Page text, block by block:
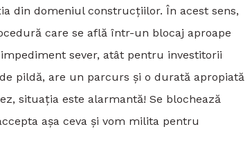
din domeniul construcțiilor. În acest sens,
care se află într-un blocaj aproape
sever, atât pentru investitorii
pildă, are un parcurs și o durată apropiată
situația este alarmantă! Se blochează
așa ceva și vom milita pentru